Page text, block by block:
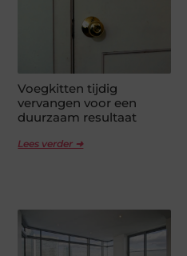
Voegkitten tijdig
vervangen voor een
duurzaam resultaat
Lees verder ➜